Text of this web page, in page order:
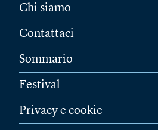
Chi siamo
Contattaci
Sommario
Festival
Privacy e cookie